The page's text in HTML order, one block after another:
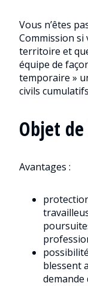
Vous n’êtes
Commission si
territoire et
équipe de
temporaire »
civils
Objet
Avantages :
blessent
demande